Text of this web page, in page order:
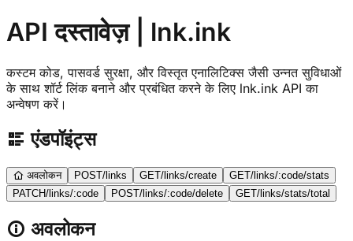
API दस्तावेज़ | lnk.ink
कस्टम कोड, पासवर्ड सुरक्षा, और विस्तृत एनालिटिक्स जैसी उन्नत सुविधाओं
के साथ शॉर्ट लिंक बनाने और प्रबंधित करने के लिए lnk.ink API का
अन्वेषण करें।
एंडपॉइंट्स
अवलोकन POST/links GET/links/create GET/links/:code/stats
PATCH/links/:code POST/links/:code/delete GET/links/stats/total
अवलोकन